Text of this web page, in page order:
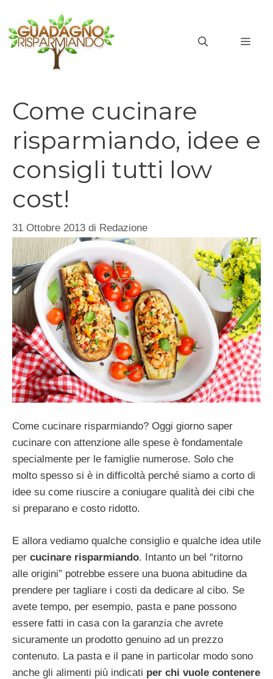
contenuto
Come cucinare
risparmiando, idee e
consigli tutti low
cost!
31 Ottobre 2013 di Redazione
Come cucinare risparmiando? Oggi giorno saper
cucinare con attenzione alle spese è fondamentale
specialmente per le famiglie numerose. Solo che
molto spesso si è in difficoltà perché siamo a corto di
idee su come riuscire a coniugare qualità dei cibi che
si preparano e costo ridotto.
E allora vediamo qualche consiglio e qualche idea utile
per cucinare risparmiando. Intanto un bel “ritorno
alle origini” potrebbe essere una buona abitudine da
prendere per tagliare i costi da dedicare al cibo. Se
avete tempo, per esempio, pasta e pane possono
essere fatti in casa con la garanzia che avrete
sicuramente un prodotto genuino ad un prezzo
contenuto. La pasta e il pane in particolar modo sono
anche gli alimenti più indicati per chi vuole contenere